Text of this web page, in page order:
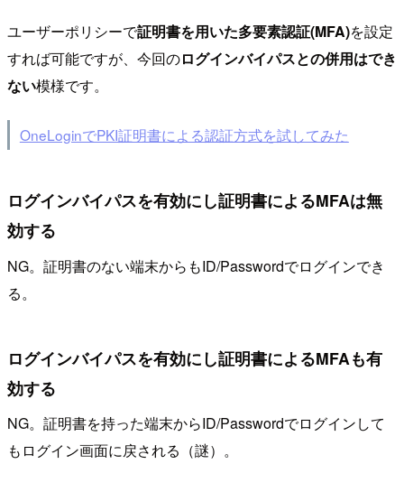
ユーザーポリシーで証明書を用いた多要素認証(MFA)を設定
すれば可能ですが、今回のログインバイパスとの併用はでき
ない模様です。
OneLoginでPKI証明書による認証方式を試してみた
ログインバイパスを有効にし証明書によるMFAは無
効する
NG。証明書のない端末からもID/Passwordでログインでき
る。
ログインバイパスを有効にし証明書によるMFAも有
効する
NG。証明書を持った端末からID/Passwordでログインして
もログイン画面に戻される（謎）。